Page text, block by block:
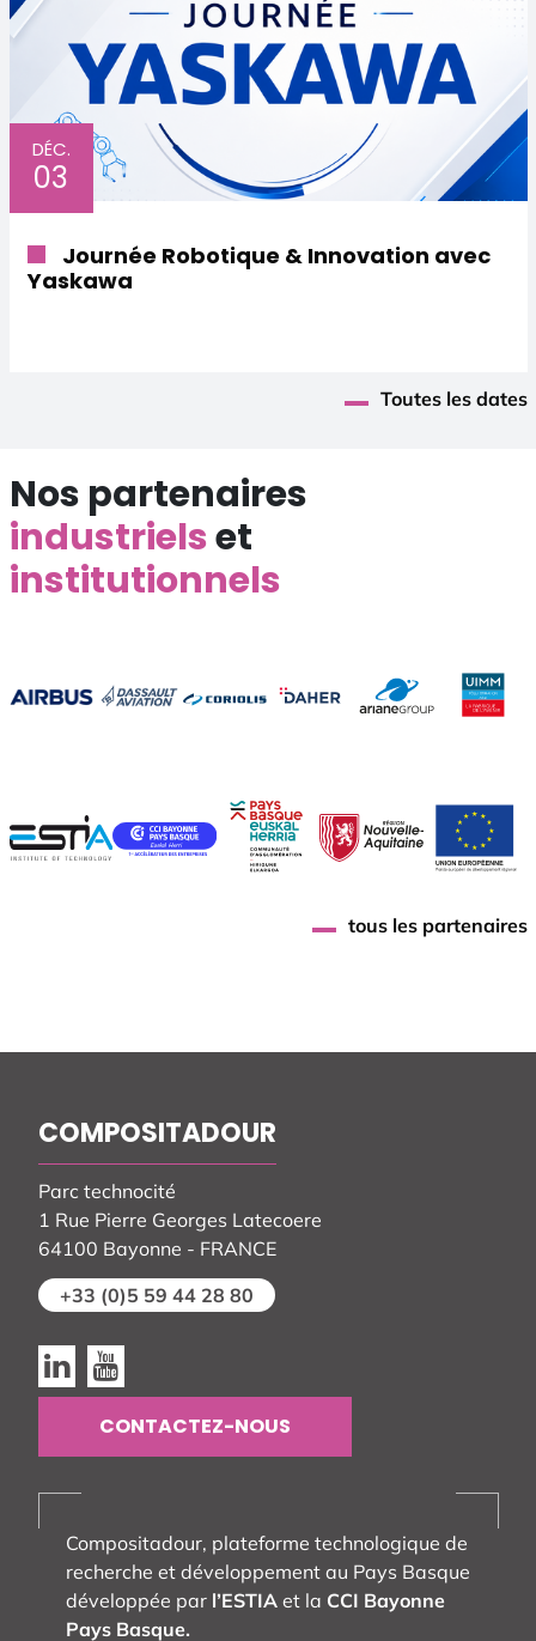
Journée Robotique & Innovation avec
Yaskawa
DÉC.
03
Toutes les dates
Nos partenaires
industrielset
institutionnels
tous les partenaires
COMPOSITADOUR
Parc technocité
1 Rue Pierre Georges Latecoere
64100 Bayonne - FRANCE
+33 (0)5 59 44 28 80
Linkedin
CONTACTEZ-NOUS
Compositadour, plateforme technologique de
recherche et développement au Pays Basque
développée par l’ESTIA et la CCI Bayonne
Pays Basque.